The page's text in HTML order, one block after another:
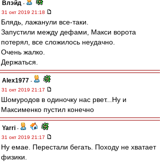
Влэйд -
31 окт 2019 21:18
Блядь, лажанули все-таки.
Запустили между дефами, Макси ворота
потерял, все сложилось неудачно.
Очень жалко.
Держаться.
Alex1977 -
31 окт 2019 21:17
Шомуродов в одиночку нас рвет...Ну и
Максименко пустил конечно
Yarri -
31 окт 2019 21:17
Ну емае. Перестали бегать. Походу не хватает
физики.